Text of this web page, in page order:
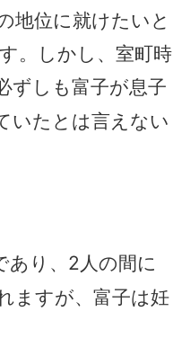
地位に就けたいと
。しかし、室町時
ずしも富子が息子
いたとは言えない
あり、2人の間に
ますが、富子は妊